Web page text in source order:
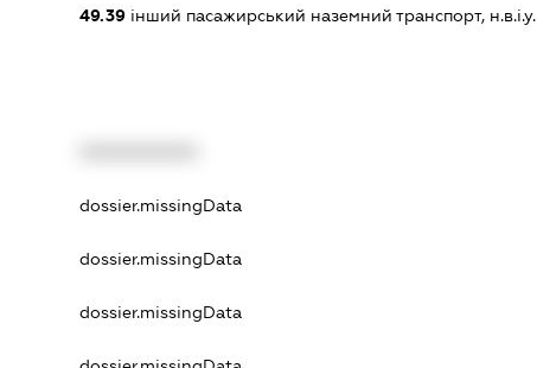
49.39 інший пасажирський наземний транспорт, н.в.і.у.
dossier.missingData
dossier.missingData
dossier.missingData